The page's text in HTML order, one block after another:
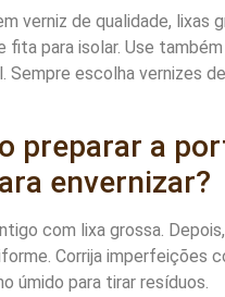
verniz de qualidade, lixas
fita para isolar. Use também
Sempre escolha vernizes
preparar a
envernizar?
com lixa grossa.
Corrija imperfeições
úmido para tirar resíduos.